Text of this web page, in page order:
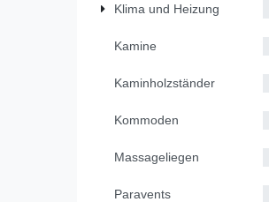
Klima und Heizung
Kamine
Kaminholzständer
Kommoden
Massageliegen
Paravents